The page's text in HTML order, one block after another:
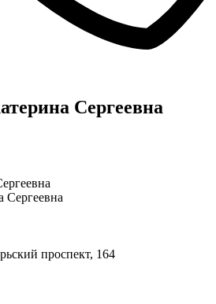
Сергеевна
проспект, 164